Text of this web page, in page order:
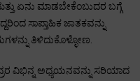
ಏನು ಮಾಡಬೇಕೆಂಬುದರ ಬಗ್ಗೆ
ಸಾಪ್ತಾಹಿಕ ಜಾತಕವನ್ನು
ತಿಳಿದುಕೊಳ್ಳೋಣ.
ವಿಭಿನ್ನ ಅಧ್ಯಯನವನ್ನು ಸರಿಯಾದ